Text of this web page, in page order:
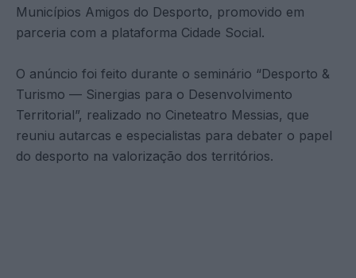
Municípios Amigos do Desporto, promovido em
parceria com a plataforma Cidade Social.
O anúncio foi feito durante o seminário “Desporto &
Turismo — Sinergias para o Desenvolvimento
Territorial”, realizado no Cineteatro Messias, que
reuniu autarcas e especialistas para debater o papel
do desporto na valorização dos territórios.